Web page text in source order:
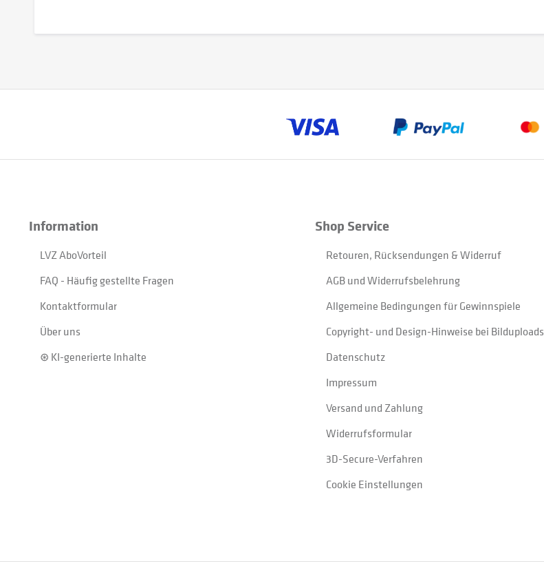
Information
LVZ AboVorteil
FAQ - Häufig gestellte Fragen
Kontaktformular
Über uns
⊛ KI-generierte Inhalte
Shop Service
Retouren, Rücksendungen & Widerruf
AGB und Widerrufsbelehrung
Allgemeine Bedingungen für Gewinnspiele
Copyright- und Design-Hinweise bei Bilduploads
Datenschutz
Impressum
Versand und Zahlung
Widerrufsformular
3D-Secure-Verfahren
Cookie Einstellungen